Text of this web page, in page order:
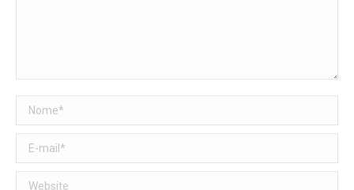
Nome *
E-mail *
Website